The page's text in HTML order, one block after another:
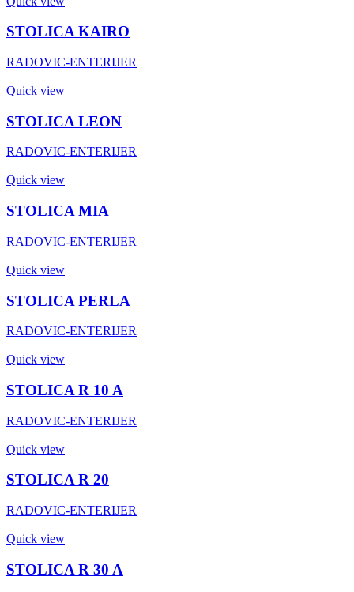
STOLICA KAIRO
RADOVIC-ENTERIJER
Quick view
STOLICA LEON
RADOVIC-ENTERIJER
Quick view
STOLICA MIA
RADOVIC-ENTERIJER
Quick view
STOLICA PERLA
RADOVIC-ENTERIJER
Quick view
STOLICA R 10 A
RADOVIC-ENTERIJER
Quick view
STOLICA R 20
RADOVIC-ENTERIJER
Quick view
STOLICA R 30 A